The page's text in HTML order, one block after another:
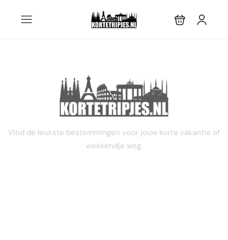
STEL JE EIGEN TRIP SAMEN
Vind de leukste bestemmingen voor jouw korte vakantie of
weekendje weg.